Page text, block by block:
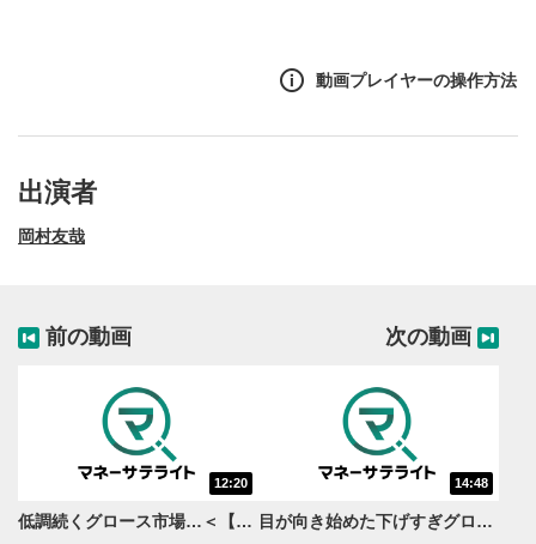
動画プレイヤーの操作方法
出演者
岡村友哉
前の動画
12:20
低調続くグロース市場…＜【9月19日号】グロースちゃんねる＞
次の動画
14:48
目が向き始めた下げすぎグロース指数＜【10月30日号】グロースちゃんねる＞